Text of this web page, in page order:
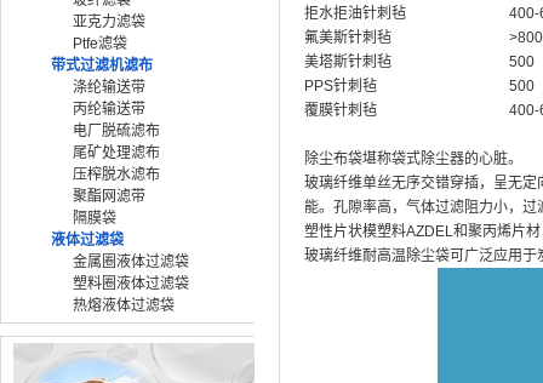
亚克力滤袋
Ptfe滤袋
带式过滤机滤布
涤纶输送带
丙纶输送带
电厂脱硫滤布
尾矿处理滤布
压榨脱水滤布
聚酯网滤带
隔膜袋
液体过滤袋
金属圈液体过滤袋
塑料圈液体过滤袋
热熔液体过滤袋
拒水拒油针刺毡
400-
氟美斯针刺毡
>800
美塔斯针刺毡
500
PPS针刺毡
500
覆膜针刺毡
400-
除尘布袋堪称袋式除尘器的心脏。
玻璃纤维单丝无序交错穿插，呈无
能。孔隙率高，气体过滤阻力小，
塑性片状模塑料AZDEL和聚丙烯片
玻璃纤维耐高温除尘袋可广泛应用